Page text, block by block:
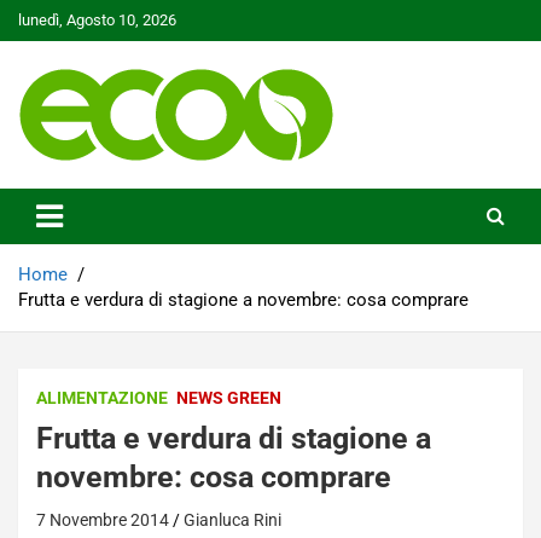
Skip
to
lunedì, Agosto 10, 2026
Ecoo.it
Home
Frutta e verdura di stagione a novembre: cosa comprare
ALIMENTAZIONE NEWS GREEN
Frutta e verdura di stagione a
novembre: cosa comprare
7 Novembre 2014 Gianluca Rini